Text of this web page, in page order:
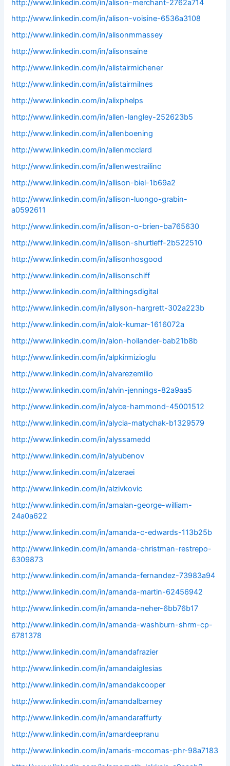
http://www.linkedin.com/in/alison-merchant-2762a714
http://www.linkedin.com/in/alison-voisine-6536a3108
http://www.linkedin.com/in/alisonmmassey
http://www.linkedin.com/in/alisonsaine
http://www.linkedin.com/in/alistairmichener
http://www.linkedin.com/in/alistairmilnes
http://www.linkedin.com/in/alixphelps
http://www.linkedin.com/in/allen-langley-252623b5
http://www.linkedin.com/in/allenboening
http://www.linkedin.com/in/allenmcclard
http://www.linkedin.com/in/allenwestrailinc
http://www.linkedin.com/in/allison-biel-1b69a2
http://www.linkedin.com/in/allison-luongo-grabin-
a0592611
http://www.linkedin.com/in/allison-o-brien-ba765630
http://www.linkedin.com/in/allison-shurtleff-2b522510
http://www.linkedin.com/in/allisonhosgood
http://www.linkedin.com/in/allisonschiff
http://www.linkedin.com/in/allthingsdigital
http://www.linkedin.com/in/allyson-hargrett-302a223b
http://www.linkedin.com/in/alok-kumar-1616072a
http://www.linkedin.com/in/alon-hollander-bab21b8b
http://www.linkedin.com/in/alpkirmizioglu
http://www.linkedin.com/in/alvarezemilio
http://www.linkedin.com/in/alvin-jennings-82a9aa5
http://www.linkedin.com/in/alyce-hammond-45001512
http://www.linkedin.com/in/alycia-matychak-b1329579
http://www.linkedin.com/in/alyssamedd
http://www.linkedin.com/in/alyubenov
http://www.linkedin.com/in/alzeraei
http://www.linkedin.com/in/alzivkovic
http://www.linkedin.com/in/amalan-george-william-
24a0a622
http://www.linkedin.com/in/amanda-c-edwards-113b25b
http://www.linkedin.com/in/amanda-christman-restrepo-
6309873
http://www.linkedin.com/in/amanda-fernandez-73983a94
http://www.linkedin.com/in/amanda-martin-62456942
http://www.linkedin.com/in/amanda-neher-6bb76b17
http://www.linkedin.com/in/amanda-washburn-shrm-cp-
6781378
http://www.linkedin.com/in/amandafrazier
http://www.linkedin.com/in/amandaiglesias
http://www.linkedin.com/in/amandakcooper
http://www.linkedin.com/in/amandalbarney
http://www.linkedin.com/in/amandaraffurty
http://www.linkedin.com/in/amardeepranu
http://www.linkedin.com/in/amaris-mccomas-phr-98a7183